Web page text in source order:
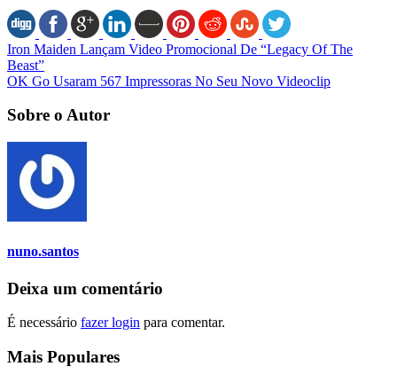
Iron Maiden Lançam Video Promocional De “Legacy Of The
Beast”
OK Go Usaram 567 Impressoras No Seu Novo Videoclip
Sobre o Autor
nuno.santos
Deixa um comentário
É necessário fazer login para comentar.
Mais Populares